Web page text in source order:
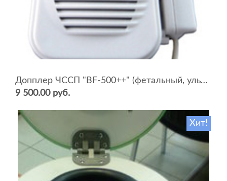
Допплер ЧССП "BF-500++" (фетальный, ультразвуковой)
9 500.00 руб.
Хит!